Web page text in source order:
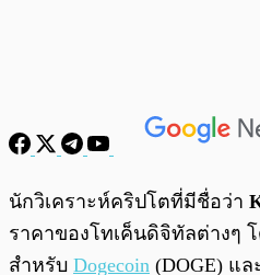
พร้อมเล่น
นักวิเคราะห์คริปโตที่มีชื่อว่า
ราคาของโทเค็นดิจิทัลต่างๆ
สำหรับ Dogecoin (DOGE) แล